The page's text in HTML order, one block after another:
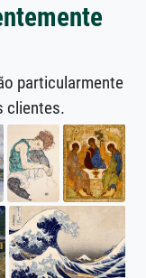
particularmente
clientes.